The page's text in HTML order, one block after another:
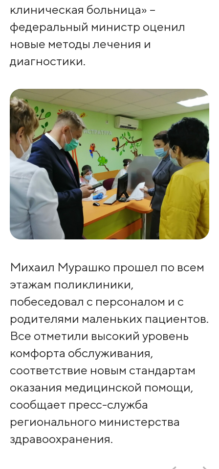
клиническая больница» –
федеральный министр оценил
новые методы лечения и
диагностики.
Михаил Мурашко прошел по всем
этажам поликлиники,
побеседовал с персоналом и с
родителями маленьких пациентов.
Все отметили высокий уровень
комфорта обслуживания,
соответствие новым стандартам
оказания медицинской помощи,
сообщает пресс-служба
регионального министерства
здравоохранения.